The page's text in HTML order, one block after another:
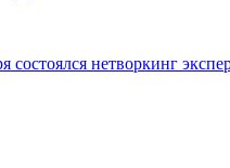
нетворкинг